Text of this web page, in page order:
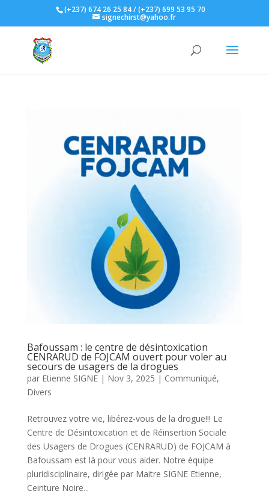
(+237) 674 26 25 84 / (+237) 699 53 95 70
signechirst@yahoo.fr
Bafoussam : le centre de désintoxication
CENRARUD de FOJCAM ouvert pour voler au
secours de usagers de la drogues
par Etienne SIGNE| Nov 3, 2025 | Communiqué,
Divers
Retrouvez votre vie, libérez-vous de la drogue!!! Le
Centre de Désintoxication et de Réinsertion Sociale
des Usagers de Drogues (CENRARUD) de FOJCAM à
Bafoussam est là pour vous aider. Notre équipe
pluridisciplinaire, dirigée par Maitre SIGNE Etienne,
Ceinture Noire...